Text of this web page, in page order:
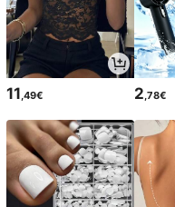
11 ,49€ 2 ,78€